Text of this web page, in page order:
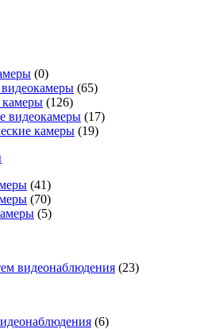
(0)
(65)
камеры (126)
видеокамеры (17)
камеры (19)
(41)
(70)
(5)
видеонаблюдения (23)
(6)